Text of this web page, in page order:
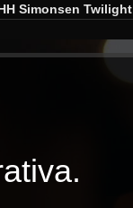
Simonsen Twilight